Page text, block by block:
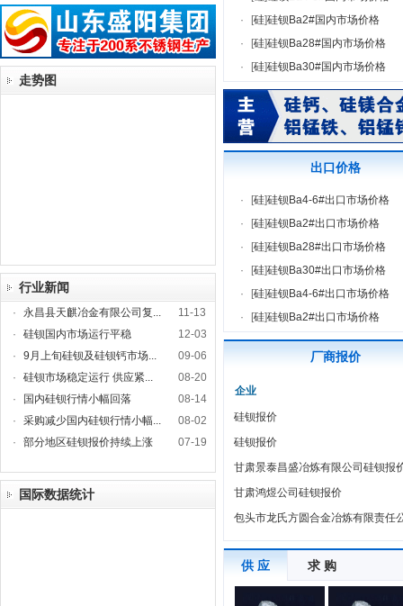
走势图
行业新闻
· 永昌县天麒冶金有限公司复...
11-13
·
硅钡国内市场运行平稳
12-03
·
9月上旬硅钡及硅钡钙市场...
09-06
·
硅钡市场稳定运行 供应紧...
08-20
·
国内硅钡行情小幅回落
08-14
·
采购减少国内硅钡行情小幅...
08-02
·
部分地区硅钡报价持续上涨 07-19
国际数据统计
·
[硅]硅钡Ba2#国内市场价格
·
[硅]硅钡Ba28#国内市场价格
·
[硅]硅钡Ba30#国内市场价格
出口价格
· [硅]硅钡Ba4-6#出口市场价格
·
[硅]硅钡Ba2#出口市场价格
·
[硅]硅钡Ba28#出口市场价格
·
[硅]硅钡Ba30#出口市场价格
·
[硅]硅钡Ba4-6#出口市场价格
·
[硅]硅钡Ba2#出口市场价格
厂商报价
企业
硅钡报价
硅钡报价
甘肃景泰昌盛冶炼有限公司硅钡报
甘肃鸿煜公司硅钡报价
包头市龙氏方圆合金冶炼有限责任
供 应 求 购